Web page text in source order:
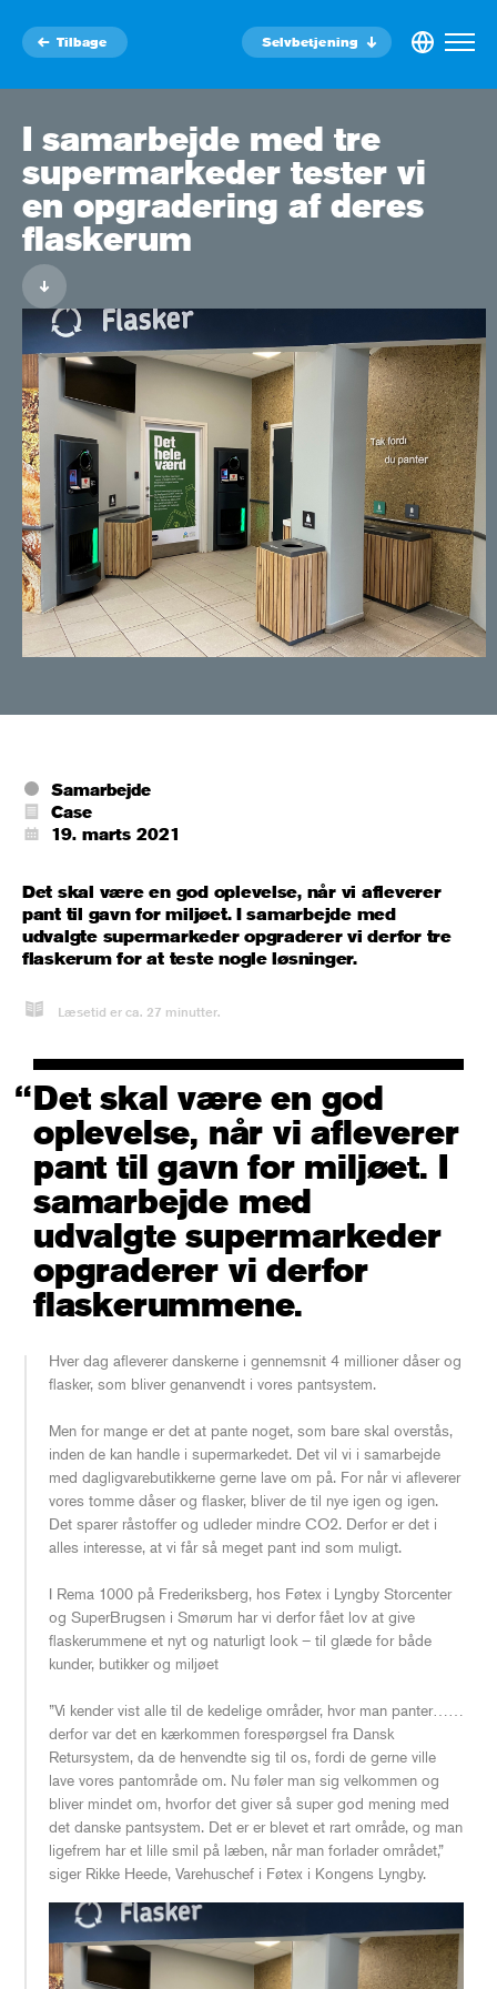
Tilbage Selvbetjening
I samarbejde med tre
supermarkeder tester vi
en opgradering af deres
flaskerum
Samarbejde
Case
19. marts 2021
Det skal være en god oplevelse, når vi afleverer
pant til gavn for miljøet. I samarbejde med
udvalgte supermarkeder opgraderer vi derfor tre
flaskerum for at teste nogle løsninger.
Læsetid er ca. 27 minutter.
Det skal være en god
oplevelse, når vi afleverer
pant til gavn for miljøet. I
samarbejde med
udvalgte supermarkeder
opgraderer vi derfor
flaskerummene.
Hver dag afleverer danskerne i gennemsnit 4 millioner dåser og
flasker, som bliver genanvendt i vores pantsystem.
Men for mange er det at pante noget, som bare skal overstås,
inden de kan handle i supermarkedet. Det vil vi i samarbejde
med dagligvarebutikkerne gerne lave om på. For når vi afleverer
vores tomme dåser og flasker, bliver de til nye igen og igen.
Det sparer råstoffer og udleder mindre CO2. Derfor er det i
alles interesse, at vi får så meget pant ind som muligt.
I Rema 1000 på Frederiksberg, hos Føtex i Lyngby Storcenter
og SuperBrugsen i Smørum har vi derfor fået lov at give
flaskerummene et nyt og naturligt look – til glæde for både
kunder, butikker og miljøet
”Vi kender vist alle til de kedelige områder, hvor man panter……
derfor var det en kærkommen forespørgsel fra Dansk
Retursystem, da de henvendte sig til os, fordi de gerne ville
lave vores pantområde om. Nu føler man sig velkommen og
bliver mindet om, hvorfor det giver så super god mening med
det danske pantsystem. Det er er blevet et rart område, og man
ligefrem har et lille smil på læben, når man forlader området,”
siger Rikke Heede, Varehuschef i Føtex i Kongens Lyngby.